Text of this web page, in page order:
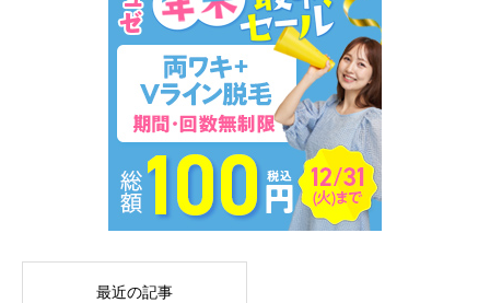
最近の記事